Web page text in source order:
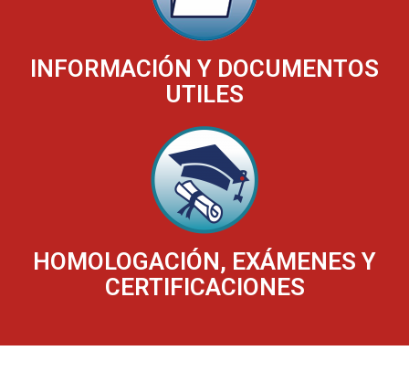
INFORMACIÓN Y DOCUMENTOS
UTILES
HOMOLOGACIÓN, EXÁMENES Y
CERTIFICACIONES